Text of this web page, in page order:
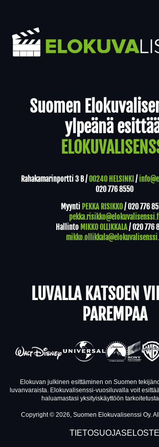
Suomen
ylpeänä
Rahakamarinportti 3 B /00240 HELSINKI /
020 776 8550
Myynti PEKKA RISIKKO/020 776
Hallinto MIKKO OLLIKKALA/020 776
LUVALLA KATSOEN
PAREMPAA
Elokuvan julkinen esittäminen on Suomen
luvanvaraista. Elokuvalisenssi-vuosiluvalla voit
haluamastasi yksityiskäyttöön
Copyright © 2026, Suomen Elokuvalisenssi Oy.
TIETOSUOJASELOSTE